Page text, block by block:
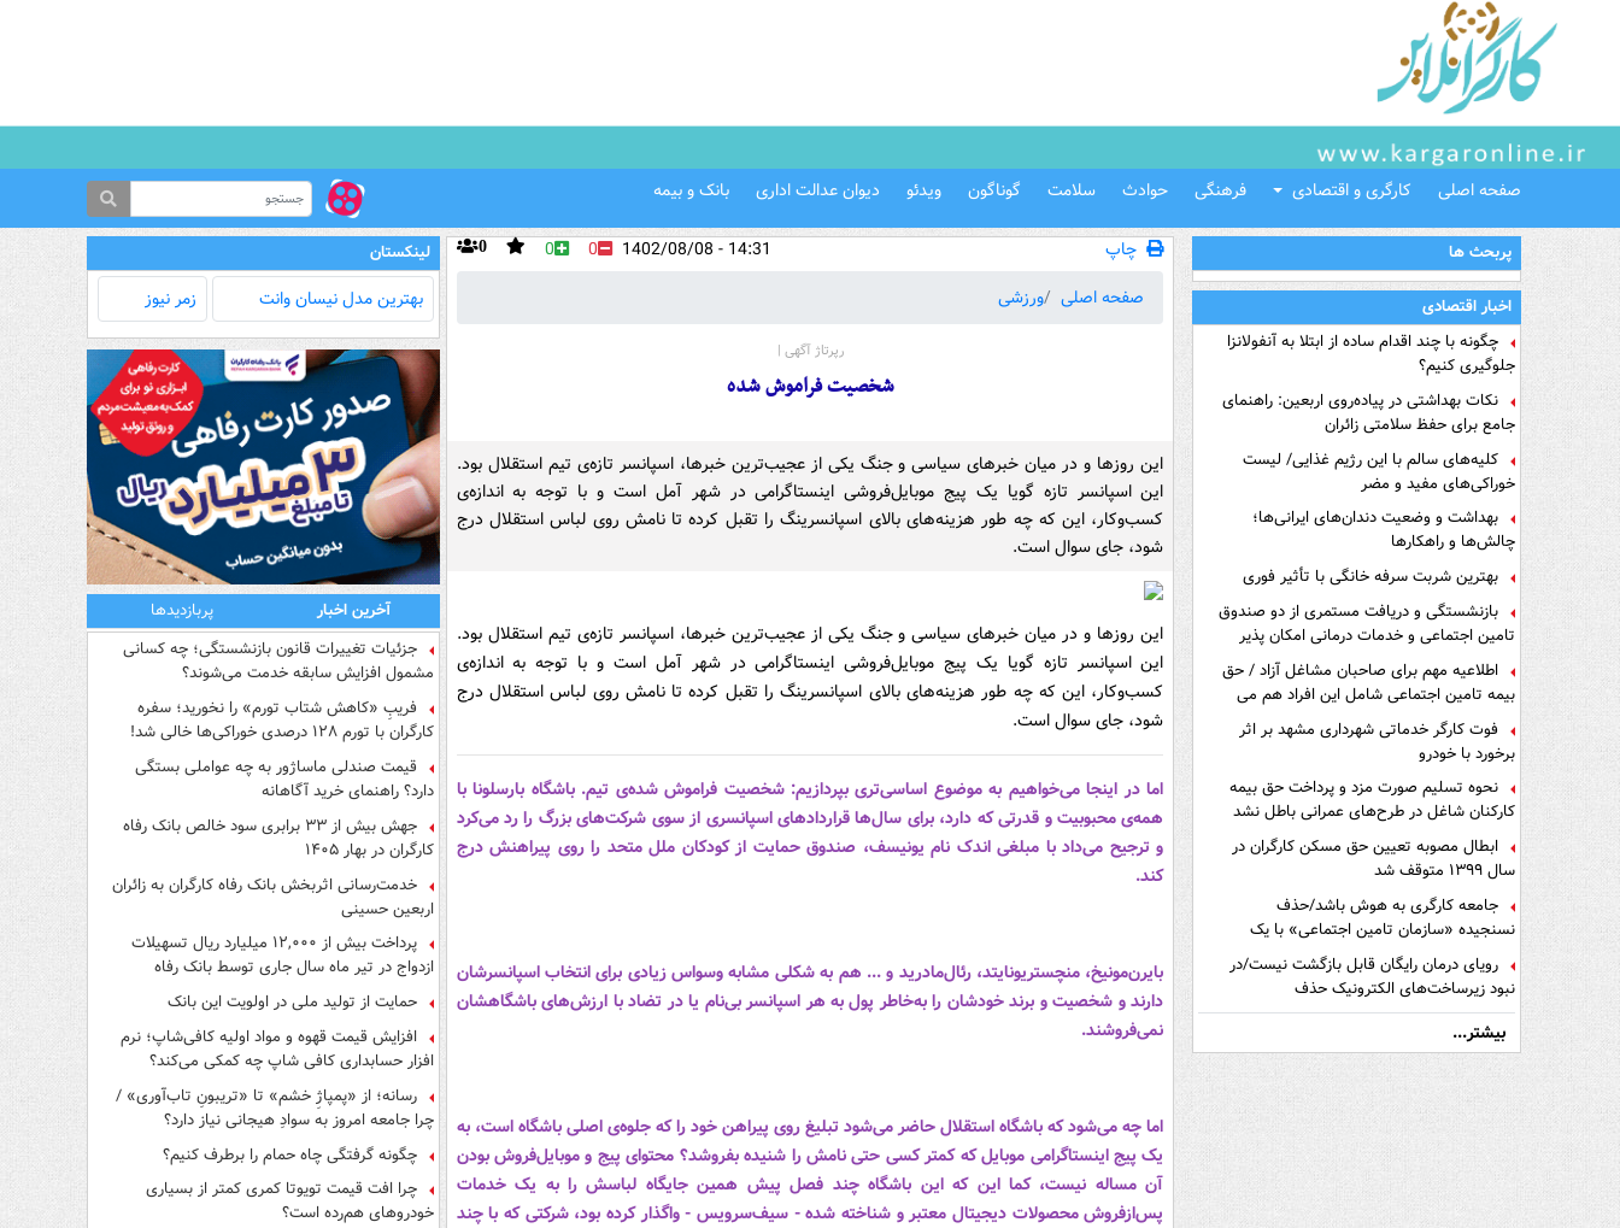
صفحه اصلی کارگری و اقتصادی فرهنگی حوادث سلامت گوناگون ویدئو دیوان عدالت اداری بانک و بیمه
پربحث ها
اخبار اقتصادی
چگونه با چند اقدام ساده از ابتلا به آنفولانزا
جلوگیری کنیم؟
نکات بهداشتی در پیاده‌روی اربعین: راهنمای
جامع برای حفظ سلامتی زائران
کلیه‌های سالم با این رژیم غذایی/ لیست
خوراکی‌های مفید و مضر
بهداشت و وضعیت دندان‌های ایرانی‌ها؛
چالش‌ها و راهکارها
بهترین شربت سرفه خانگی با تأثیر فوری
بازنشستگی و دریافت مستمری از دو صندوق
تامین اجتماعی و خدمات درمانی امکان پذیر
است ؟
اطلاعیه مهم برای صاحبان مشاغل آزاد / حق
بیمه تامین اجتماعی شامل این افراد هم می
شودفوت کارگر خدماتی شهرداری مشهد بر اثر
برخورد با خودرو
نحوه تسلیم صورت مزد و پرداخت حق بیمه
کارکنان شاغل در طرح‌های عمرانی باطل نشد
ابطال مصوبه تعیین حق مسکن کارگران در
سال ۱۳۹۹ متوقف شد
جامعه کارگری به هوش باشد/حذف
نسنجیده «سازمان تامین اجتماعی» با یک
تفاهم نامه!
رویای درمان رایگان قابل بازگشت نیست/در
نبود زیرساخت‌های الکترونیک حذف
دفترچه‌های بیمه اشتباه مضاعف است
بیشتر...
چاپ 0 0 0
14:31 - 1402/08/08
صفحه اصلی
ورزشی
رپرتاژ آگهی |
شخصیت فراموش شده
این روزها و در میان خبرهای سیاسی و جنگ یکی از عجیب‌ترین خبرها، اسپانسر تازه‌ی تیم استقلال بود.
این اسپانسر تازه گویا یک پیج موبایل‌فروشی اینستاگرامی در شهر آمل است و با توجه به اندازه‌ی
کسب‌وکار، این که چه طور هزینه‌های بالای اسپانسرینگ را تقبل کرده تا نامش روی لباس استقلال درج
شود، جای سوال است.
این روزها و در میان خبرهای سیاسی و جنگ یکی از عجیب‌ترین خبرها، اسپانسر تازه‌ی تیم استقلال بود.
این اسپانسر تازه گویا یک پیج موبایل‌فروشی اینستاگرامی در شهر آمل است و با توجه به اندازه‌ی
کسب‌وکار، این که چه طور هزینه‌های بالای اسپانسرینگ را تقبل کرده تا نامش روی لباس استقلال درج
شود، جای سوال است.
اما در اینجا می‌خواهیم به موضوع اساسی‌تری بپردازیم: شخصیت فراموش شده‌ی تیم. باشگاه بارسلونا با
همه‌ی محبوبیت و قدرتی که دارد، برای سال‌ها قراردادهای اسپانسری از سوی شرکت‌های بزرگ را رد می‌کرد
و ترجیح می‌داد با مبلغی اندک نام یونیسف، صندوق حمایت از کودکان ملل متحد را روی پیراهنش درج
کند.
بایرن‌مونیخ، منچستریونایتد، رئال‌مادرید و ... هم به شکلی مشابه وسواس زیادی برای انتخاب اسپانسرشان
دارند و شخصیت و برند خودشان را به‌خاطر پول به هر اسپانسر بی‌نام یا در تضاد با ارزش‌های باشگاهشان
نمی‌فروشند.
اما چه می‌شود که باشگاه استقلال حاضر می‌شود تبلیغ روی پیراهن خود را که جلوه‌ی اصلی باشگاه است، به
یک پیج اینستاگرامی موبایل که کمتر کسی حتی نامش را شنیده بفروشد؟ محتوای پیج و موبایل‌فروش بودن
آن مساله نیست، کما این که این باشگاه چند فصل پیش همین جایگاه لباسش را به یک خدمات
پس‌ازفروش محصولات دیجیتال معتبر و شناخته شده - سیف‌سرویس - واگذار کرده بود، شرکتی که با چند
لینکستان
بهترین مدل‌ نیسان وانت زمر نیوز
آخرین اخبار
پربازدیدها
جزئیات تغییرات قانون بازنشستگی؛ چه کسانی
مشمول افزایش سابقه خدمت می‌شوند؟
فریبِ «کاهش شتاب تورم» را نخورید؛ سفره
کارگران با تورم ۱۲۸ درصدی خوراکی‌ها خالی شد!
قیمت صندلی ماساژور به چه عواملی بستگی
دارد؟ راهنمای خرید آگاهانه
جهش بیش از ۳۳ برابری سود خالص بانک رفاه
کارگران در بهار ۱۴۰۵
خدمت‌رسانی اثربخش بانک رفاه کارگران به زائران
اربعین حسینی
پرداخت بیش از ۱۲,۰۰۰ میلیارد ریال تسهیلات
ازدواج در تیر ماه سال جاری توسط بانک رفاه
کارگران
حمایت از تولید ملی در اولویت این بانک
افزایش قیمت قهوه و مواد اولیه کافی‌شاپ؛ نرم
افزار حسابداری کافی شاپ چه کمکی می‌کند؟
رسانه؛ از «پمپاژِ خشم» تا «تریبونِ تاب‌آوری» /
چرا جامعه امروز به سوادِ هیجانی نیاز دارد؟
چگونه گرفتگی چاه حمام را برطرف کنیم؟
چرا افت قیمت تویوتا کمری کمتر از بسیاری
خودروهای هم‌رده است؟